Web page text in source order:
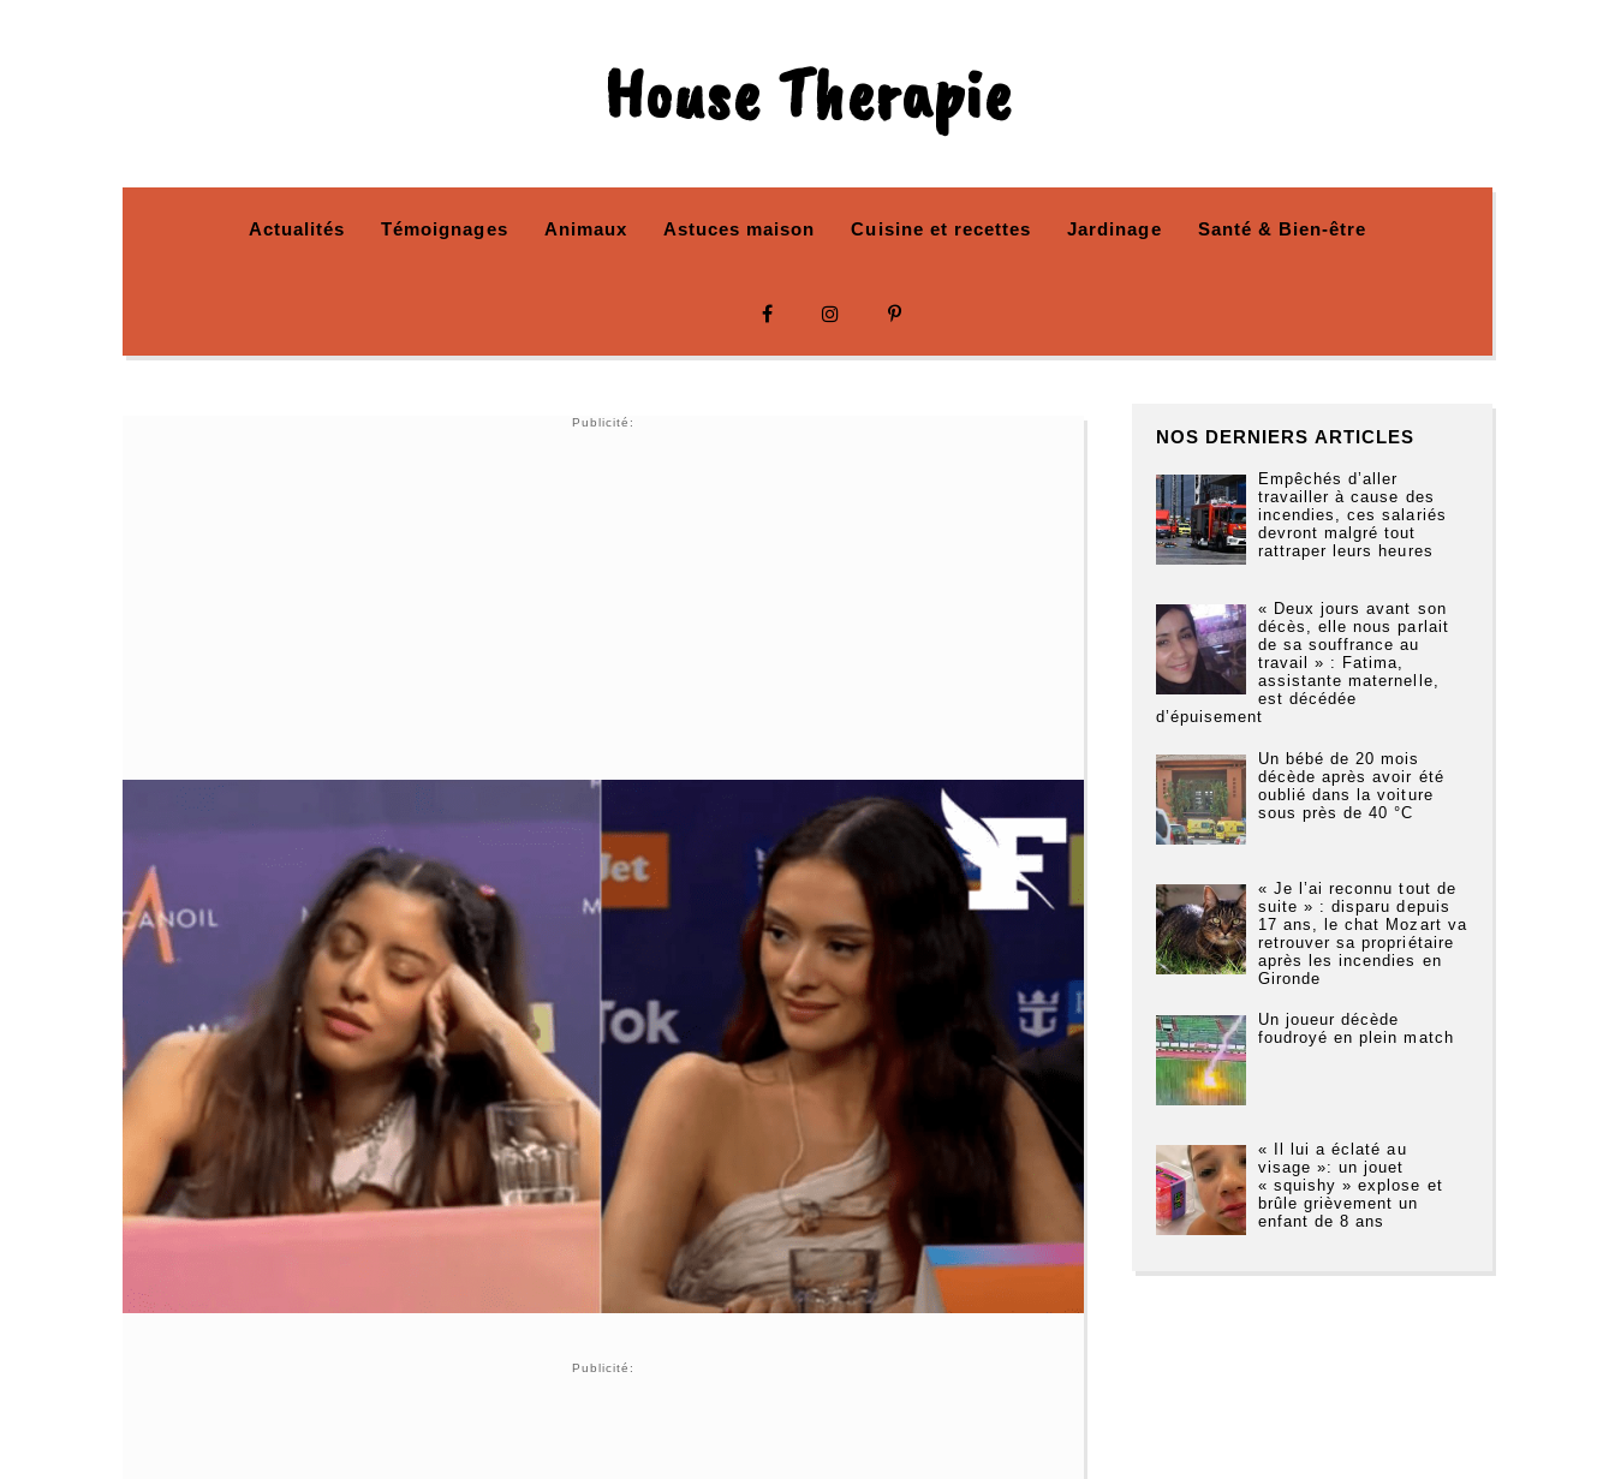
House Therapie
Actualités Témoignages Animaux Astuces maison Cuisine et recettes Jardinage Santé & Bien-être
Publicité:
Publicité:
NOS DERNIERS ARTICLES
Empêchés d’aller
travailler à cause des
incendies, ces salariés
devront malgré tout
rattraper leurs heures
« Deux jours avant son
décès, elle nous parlait
de sa souffrance au
travail » : Fatima,
assistante maternelle,
est décédée
d’épuisement
Un bébé de 20 mois
décède après avoir été
oublié dans la voiture
sous près de 40 °C
« Je l’ai reconnu tout de
suite » : disparu depuis
17 ans, le chat Mozart va
retrouver sa propriétaire
après les incendies en
Gironde
Un joueur décède
foudroyé en plein match
« Il lui a éclaté au
visage »: un jouet
« squishy » explose et
brûle grièvement un
enfant de 8 ans